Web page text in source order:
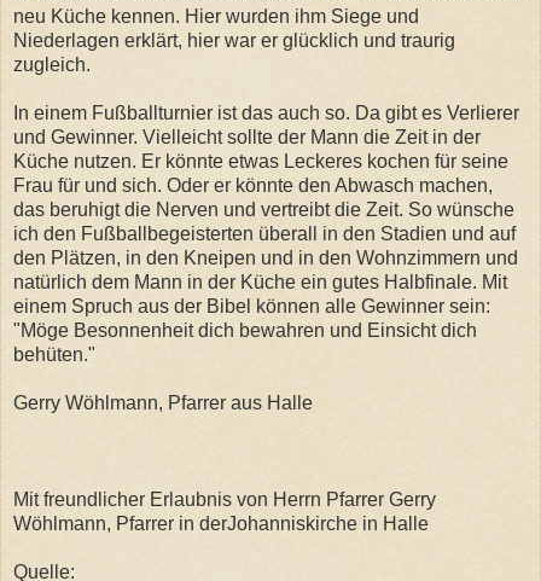
neu Küche kennen. Hier wurden ihm Siege und
Niederlagen erklärt, hier war er glücklich und traurig
zugleich.
In einem Fußballturnier ist das auch so. Da gibt es Verlierer
und Gewinner. Vielleicht sollte der Mann die Zeit in der
Küche nutzen. Er könnte etwas Leckeres kochen für seine
Frau für und sich. Oder er könnte den Abwasch machen,
das beruhigt die Nerven und vertreibt die Zeit. So wünsche
ich den Fußballbegeisterten überall in den Stadien und auf
den Plätzen, in den Kneipen und in den Wohnzimmern und
natürlich dem Mann in der Küche ein gutes Halbfinale. Mit
einem Spruch aus der Bibel können alle Gewinner sein:
"Möge Besonnenheit dich bewahren und Einsicht dich
behüten."
Gerry Wöhlmann, Pfarrer aus Halle
Mit freundlicher Erlaubnis von Herrn Pfarrer Gerry
Wöhlmann, Pfarrer in derJohanniskirche in Halle
Quelle: